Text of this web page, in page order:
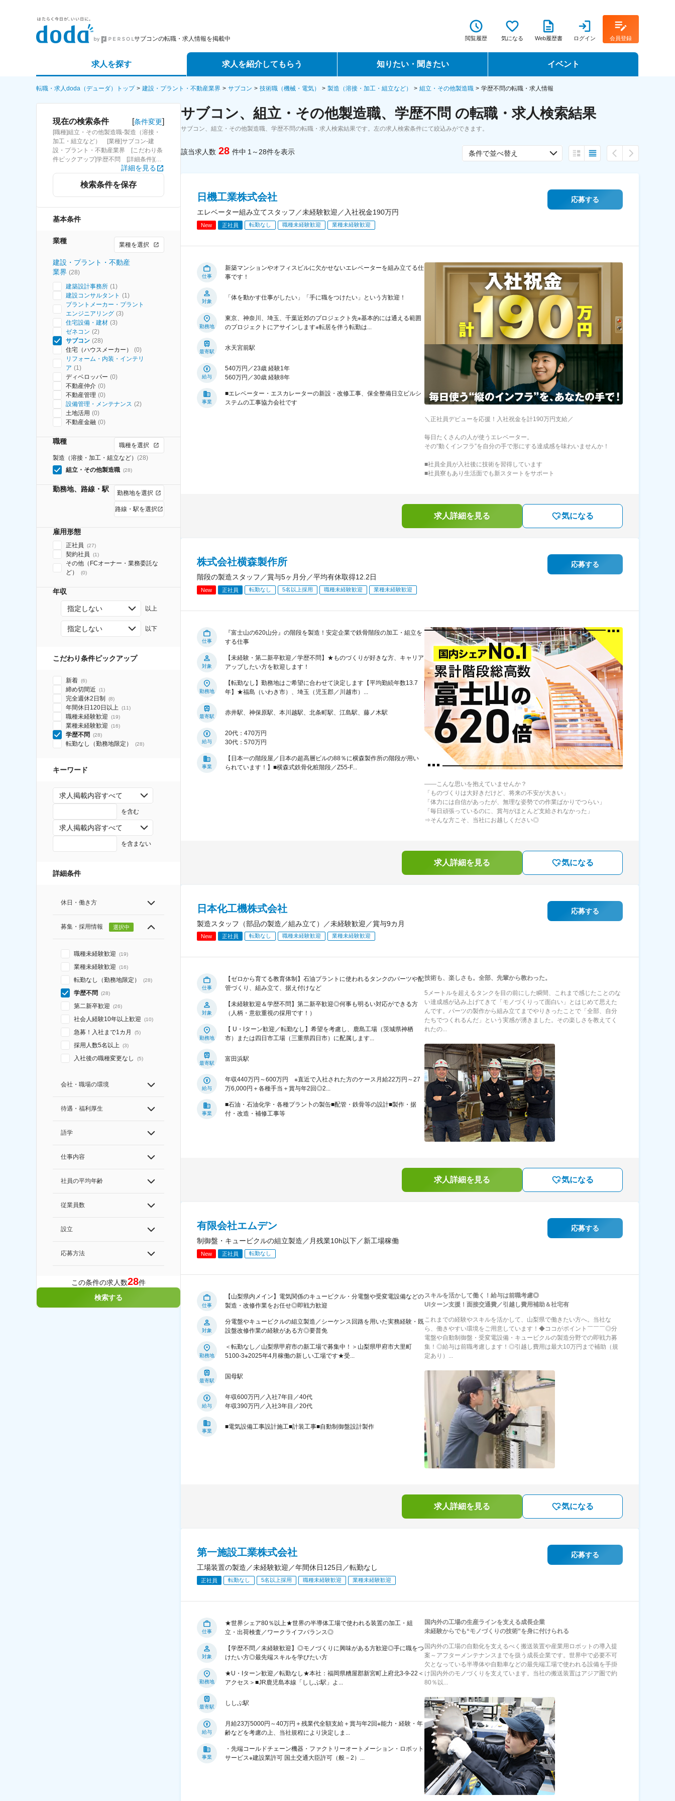
サブコンの転職・求人情報を掲載中 閲覧履歴 気になる Web履歴書 ログイン 会員登録
求人を探す
詳細条件から探す
求人特集から探す
求人を紹介してもらう
エージェントサービス
スカウトサービス
知りたい・聞きたい
転職ノウハウ
データで見る転職
イベント
転職イベント・転職セミナー
転職フェア
転職・求人doda（デューダ）トップ 建設・プラント・不動産業界 サブコン 技術職（機械・電気） 製造（溶接・加工・組立など） 組立・その他製造職 学歴不問の転職・求人情報
現在の検索条件 [条件変更]
[職種]組立・その他製造職-製造（溶接・
加工・組立など） [業種]サブコン-建
設・プラント・不動産業界 [こだわり条
件ピックアップ]学歴不問 [詳細条件](募
詳細を見る
検索条件を保存
基本条件
業種 業種を選択
建設・プラント・不動産
業界 (28)
建築設計事務所 (1)
建設コンサルタント (1)
プラントメーカー・プラント
エンジニアリング (3)
住宅設備・建材 (3)
ゼネコン (2)
サブコン (28)
住宅（ハウスメーカー）
(0)
リフォーム・内装・インテリ
ア (1)
ディベロッパー (0)
不動産仲介 (0)
不動産管理 (0)
設備管理・メンテナンス (2)
土地活用 (0)
不動産金融 (0)
職種
職種を選択
製造（溶接・加工・組立など） (28)
組立・その他製造職 (28)
勤務地、路線・駅 勤務地を選択
路線・駅を選択
雇用形態
正社員 (27)
契約社員 (1)
その他（FCオーナー・業務委託な
ど）
(0)
年収
指定しない 以上
指定しない 以下
こだわり条件ピックアップ
新着 (6)
締め切間近 (1)
完全週休2日制 (8)
年間休日120日以上 (11)
職種未経験歓迎 (19)
業種未経験歓迎 (16)
学歴不問 (28)
転勤なし（勤務地限定） (28)
キーワード
求人掲載内容すべて
を含む
求人掲載内容すべて
を含まない
詳細条件
休日・働き方
募集・採用情報 選択中
職種未経験歓迎 (19)
業種未経験歓迎 (16)
転勤なし（勤務地限定） (28)
学歴不問 (28)
第二新卒歓迎 (26)
社会人経験10年以上歓迎 (10)
急募！入社まで1カ月 (5)
採用人数5名以上 (3)
入社後の職種変更なし (5)
会社・職場の環境
待遇・福利厚生
語学
仕事内容
社員の平均年齢
従業員数
設立
応募方法
この条件の求人数28件
検索する
サブコン、組立・その他製造職、学歴不問 の転職・求人検索結果
サブコン、組立・その他製造職、学歴不問の転職・求人検索結果です。左の求人検索条件にて絞込みができます。
該当求人数 28 件中 1～28件を表示 条件で並べ替え
日機工業株式会社
エレベーター組み立てスタッフ／未経験歓迎／入社祝金190万円
New 正社員 転勤なし 職種未経験歓迎 業種未経験歓迎
応募する
仕事
新築マンションやオフィスビルに欠かせないエレベーターを組み立てる仕
事です！
対象
「体を動かす仕事がしたい」「手に職をつけたい」という方歓迎！
勤務地
東京、神奈川、埼玉、千葉近郊のプロジェクト先※基本的には通える範囲
のプロジェクトにアサインします※転居を伴う転勤は...
最寄駅
水天宮前駅
給与
540万円／23歳 経験1年
560万円／30歳 経験8年
事業
■エレベーター・エスカレーターの新設・改修工事、保全整備日立ビルシ
ステムの工事協力会社です
＼正社員デビューを応援！入社祝金を計190万円支給／
毎日たくさんの人が使うエレベーター。
その“動くインフラ”を自分の手で形にする達成感を味わいませんか！
■社員全員が入社後に技術を習得しています
■社員寮もあり生活面でも新スタートをサポート
求人詳細を見る 気になる
株式会社横森製作所
階段の製造スタッフ／賞与5ヶ月分／平均有休取得12.2日
New 正社員 転勤なし 5名以上採用 職種未経験歓迎 業種未経験歓迎
応募する
仕事
『富士山の620山分』の階段を製造！安定企業で鉄骨階段の加工・組立を
する仕事
対象
【未経験・第二新卒歓迎／学歴不問】★ものづくりが好きな方、キャリア
アップしたい方を歓迎します！
勤務地
【転勤なし】勤務地はご希望に合わせて決定します【平均勤続年数13.7
年】★福島（いわき市）、埼玉（児玉郡／川越市）...
最寄駅
赤井駅、神保原駅、本川越駅、北条町駅、江島駅、藤ノ木駅
給与
20代：470万円
30代：570万円
事業
【日本一の階段屋／日本の超高層ビルの88％に横森製作所の階段が用い
られています！】■横森式鉄骨化粧階段／Z55-F...
――こんな思いを抱えていませんか？
「ものづくりは大好きだけど、将来の不安が大きい」
「体力には自信があったが、無理な姿勢での作業ばかりでつらい」
「毎日頑張っているのに、賞与がほとんど支給されなかった」
⇒そんな方こそ、当社にお越しください◎
求人詳細を見る 気になる
日本化工機株式会社
製造スタッフ（部品の製造／組み立て）／未経験歓迎／賞与9カ月
New 正社員 転勤なし 職種未経験歓迎 業種未経験歓迎
応募する
仕事
【ゼロから育てる教育体制】石油プラントに使われるタンクのパーツや配
管づくり、組み立て、据え付けなど
対象
【未経験歓迎＆学歴不問】第二新卒歓迎◎何事も明るい対応ができる方
（人柄・意欲重視の採用です！）
勤務地
【 U・Iターン歓迎／転勤なし】希望を考慮し、鹿島工場（茨城県神栖
市）または四日市工場（三重県四日市）に配属します...
最寄駅
富田浜駅
給与
年収440万円～600万円 ※直近で入社された方のケース月給22万円～27
万6,000円＋各種手当＋賞与年2回◎2...
事業
■石油・石油化学・各種プラン卜の製缶■配管・鉄骨等の設計■製作・据
付・改造・補修工事等
技術も、楽しさも。全部、先輩から教わった。
5メートルを超えるタンクを目の前にした瞬間、これまで感じたことのな
い達成感が込み上げてきて「モノづくりって面白い」とはじめて思えた
んです。パーツの製作から組み立てまでやりきったことで「全部、自分
たちでつくれるんだ」という実感が湧きました。その楽しさを教えてく
れたの...
求人詳細を見る 気になる
有限会社エムデン
制御盤・キュービクルの組立製造／月残業10h以下／新工場稼働
New 正社員 転勤なし
応募する
仕事
【山梨県内メイン】電気関係のキュービクル・分電盤や受変電設備などの
製造・改修作業をお任せ◎即戦力歓迎
対象
分電盤やキュービクルの組立製造／シーケンス回路を用いた実務経験・既
設盤改修作業の経験がある方◎要普免
勤務地
＜転勤なし／山梨県甲府市の新工場で募集中！＞山梨県甲府市大里町
5100-3※2025年4月稼働の新しい工場です★受...
最寄駅
国母駅
給与
年収600万円／入社7年目／40代
年収390万円／入社3年目／20代
事業
■電気設備工事設計施工■計装工事■自動制御盤設計製作
スキルを活かして働く！給与は前職考慮◎
UIターン支援！面接交通費／引越し費用補助＆社宅有
これまでの経験やスキルを活かして、山梨県で働きたい方へ。当社な
ら、働きやすい環境をご用意しています！◆ココがポイント￣￣￣◎分
電盤や自動制御盤・受変電設備・キュービクルの製造分野での即戦力募
集！◎給与は前職考慮します！◎引越し費用は最大10万円まで補助（規
定あり）...
求人詳細を見る 気になる
第一施設工業株式会社
工場装置の製造／未経験歓迎／年間休日125日／転勤なし
正社員 転勤なし 5名以上採用 職種未経験歓迎 業種未経験歓迎
応募する
仕事
★世界シェア80％以上★世界の半導体工場で使われる装置の加工・組
立・出荷検査／ワークライフバランス◎
対象
【学歴不問／未経験歓迎】◎モノづくりに興味がある方歓迎◎手に職をつ
けたい方◎最先端スキルを学びたい方
勤務地
★U・Iターン歓迎／転勤なし★本社：福岡県糟屋郡新宮町上府北3‐9‐22＜
アクセス＞■JR鹿児島本線「ししぶ駅」よ...
最寄駅
ししぶ駅
給与
月給23万5000円～40万円＋残業代全額支給＋賞与年2回※能力・経験・年
齢などを考慮の上、当社規程により決定しま...
事業
・先端コールドチェーン機器・ファクトリーオートメーション・ロボット
サービス※建設業許可 国土交通大臣許可（般－2）...
国内外の工場の生産ラインを支える成長企業
未経験からでも“モノづくりの技術”を身に付けられる
国内外の工場の自動化を支えるべく搬送装置や産業用ロボットの導入提
案～アフターメンテナンスまでを扱う成長企業です。世界中で必要不可
欠となっている半導体や自動車などの最先端工場で使われる設備を手掛
け国内外のモノづくりを支えています。当社の搬送装置はアジア圏で約
80％以...